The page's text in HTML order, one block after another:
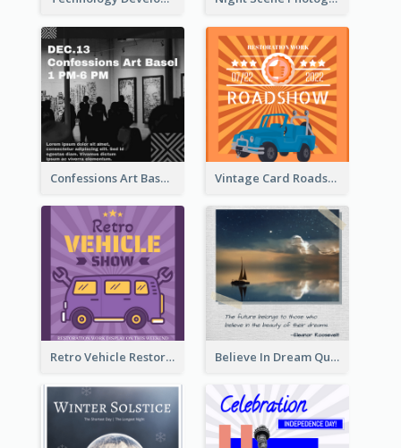
Confessions Art Basel Instagram Post Vintage Card Roadshow Instagram Post
Retro Vehicle Restoration Instagram Post Believe In Dream Quote Instagram Post